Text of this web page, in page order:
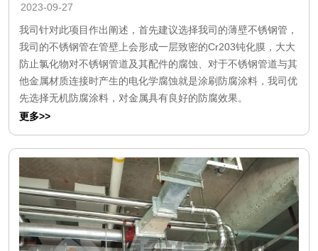
2023-09-27
我司针对此项目作出阐述，首先建议选择我司的薄壁不锈钢管，
我司的不锈钢管在管壁上会形成一层致密的Cr203钝化膜，大大
防止氯化物对不锈钢管道及其配件的腐蚀、对于不锈钢管道与其
他金属材质连接时产生的电化学腐蚀就是涂刷防腐涂料，我司优
先选择无机防腐涂料，对金属具有良好的防腐效果。
更多>>